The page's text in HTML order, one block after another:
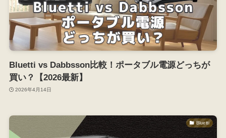
Bluetti vs Dabbsson比較！ポータブル電源どっちが
買い？【2026最新】
2026年4月14日
Bluetti